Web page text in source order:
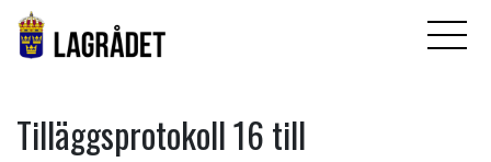
Tilläggsprotokoll 16 till